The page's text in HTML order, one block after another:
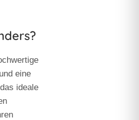
eine
ideale